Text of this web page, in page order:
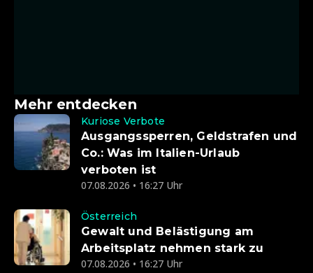
Mehr entdecken
Kuriose Verbote
Ausgangssperren, Geldstrafen und
Co.: Was im Italien-Urlaub
verboten ist
07.08.2026 • 16:27 Uhr
Österreich
Gewalt und Belästigung am
Arbeitsplatz nehmen stark zu
07.08.2026 • 16:27 Uhr